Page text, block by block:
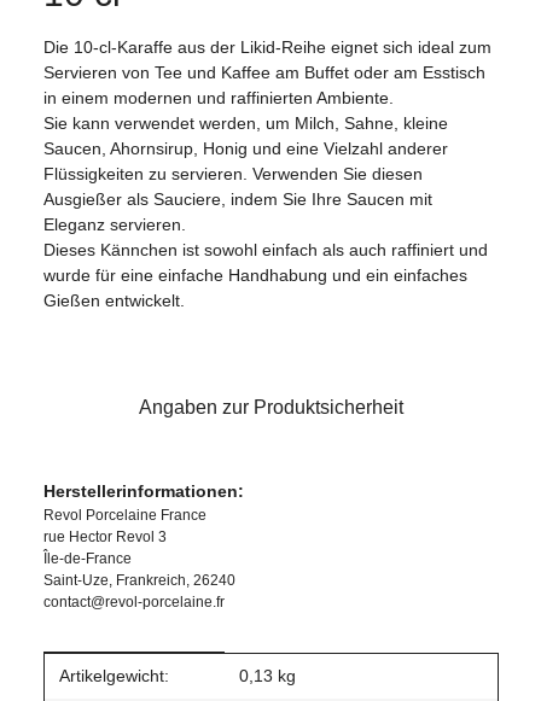
Die 10-cl-Karaffe aus der Likid-Reihe eignet sich ideal zum
Servieren von Tee und Kaffee am Buffet oder am Esstisch
in einem modernen und raffinierten Ambiente.
Sie kann verwendet werden, um Milch, Sahne, kleine
Saucen, Ahornsirup, Honig und eine Vielzahl anderer
Flüssigkeiten zu servieren. Verwenden Sie diesen
Ausgießer als Sauciere, indem Sie Ihre Saucen mit
Eleganz servieren.
Dieses Kännchen ist sowohl einfach als auch raffiniert und
wurde für eine einfache Handhabung und ein einfaches
Gießen entwickelt.
Angaben zur Produktsicherheit
Herstellerinformationen:
Revol Porcelaine France
rue Hector Revol 3
Île-de-France
Saint-Uze, Frankreich, 26240
contact@revol-porcelaine.fr
Produkteigenschaft
Wert
Artikelgewicht: 0,13 kg